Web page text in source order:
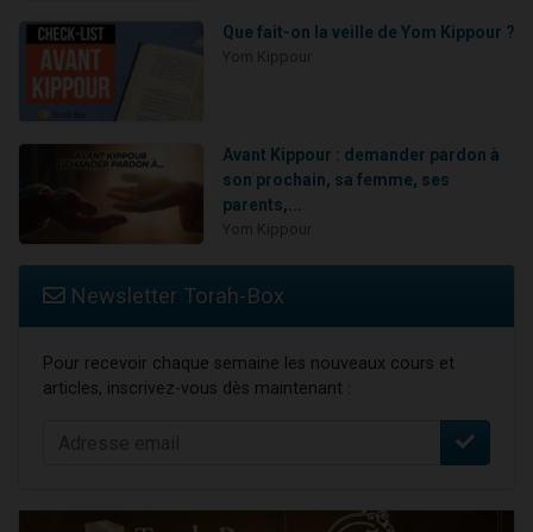
Que fait-on la veille de Yom Kippour ?
Avant Kippour : demander pardon à
son prochain, sa femme, ses
parents,...
Newsletter Torah-Box
Pour recevoir chaque semaine les nouveaux cours et
articles, inscrivez-vous dès maintenant :